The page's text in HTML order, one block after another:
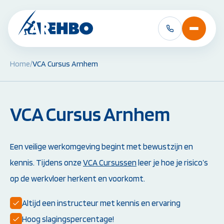
BHV Cursussen &
BHV Basiscursus
BHV Herhaling
bekijken
EHBO Cursussen
EHBO Basiscursus
EHBO Herhaling
bekijken
Home/VCA Cursus Arnhem
VCA Cursus Arnhem
Een veilige werkomgeving begint met bewustzijn en
kennis. Tijdens onze VCA Cursussen leer je hoe je risico’s
op de werkvloer herkent en voorkomt.
Altijd een instructeur met kennis en ervaring
Hoog slagingspercentage!